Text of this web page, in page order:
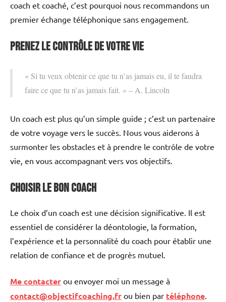
coach et coaché, c’est pourquoi nous recommandons un
premier échange téléphonique sans engagement.
Prenez le contrôle de votre vie
« Si tu veux obtenir ce que tu n’as jamais eu, il te faudra
faire ce que tu n’as jamais fait. » – A. Lincoln
Un coach est plus qu’un simple guide ; c’est un partenaire
de votre voyage vers le succès. Nous vous aiderons à
surmonter les obstacles et à prendre le contrôle de votre
vie, en vous accompagnant vers vos objectifs.
Choisir le bon coach
Le choix d’un coach est une décision significative. Il est
essentiel de considérer la déontologie, la formation,
l’expérience et la personnalité du coach pour établir une
relation de confiance et de progrès mutuel.
Me contacter ou envoyer moi un message à
contact@objectifcoaching.fr ou bien par téléphone